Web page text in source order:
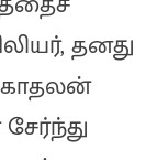
தனது